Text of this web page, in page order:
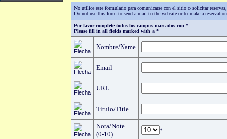
No utilice este formulario para comunicarse con el sitio o solicitar
Do not use this form to send a mail to the website or to make a
Por favor complete todos los campos marcados con *
Please fill in all fields marked with a *
Nombre/Name
Email
URL
Titulo/Title
Nota/Note
(0-10)
*